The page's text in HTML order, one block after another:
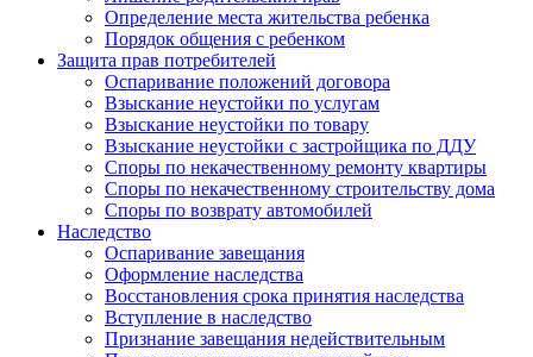
Определение места жительства ребенка
Порядок общения с ребенком
Защита прав потребителей
Оспаривание положений договора
Взыскание неустойки по услугам
Взыскание неустойки по товару
Взыскание неустойки с застройщика по ДДУ
Споры по некачественному ремонту квартиры
Споры по некачественному строительству дома
Споры по возврату автомобилей
Наследство
Оспаривание завещания
Оформление наследства
Восстановления срока принятия наследства
Вступление в наследство
Признание завещания недействительным